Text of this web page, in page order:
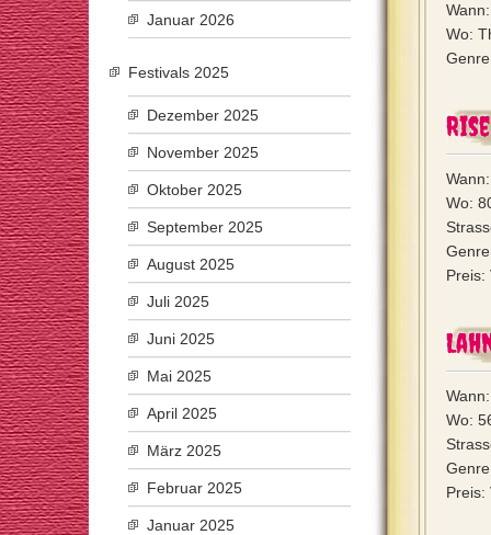
Wo:
Wo:
Preis:
Wo:
Preis:
Januar 2026
Festivals 2025
Dezember 2025
November 2025
Oktober 2025
September 2025
August 2025
Juli 2025
Juni 2025
Mai 2025
April 2025
März 2025
Februar 2025
Januar 2025